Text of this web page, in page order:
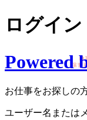
ログイン
Powered
お仕事をお探しの
ユーザー名または